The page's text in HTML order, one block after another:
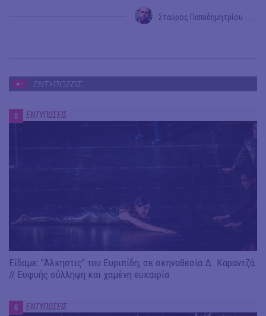
Σταύρος Παπαδημητρίου
ΕΝΤΥΠΩΣΕΙΣ
# ΕΝΤΥΠΩΣΕΙΣ
Είδαμε: "Άλκηστις" του Ευριπίδη, σε σκηνοθεσία Δ. Καραντζά
// Ευφυής σύλληψη και χαμένη ευκαιρία
# ΕΝΤΥΠΩΣΕΙΣ